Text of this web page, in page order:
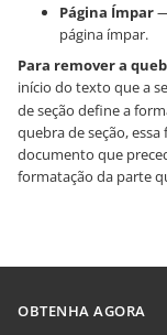
Página Ímpar
página ímpar.
Para remover a
início do texto que a
de seção define a
quebra de seção,
documento que
formatação da parte
OBTENHA AGORA